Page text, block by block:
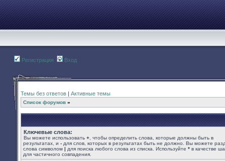
Регистрация Вход
Темы без ответов | Активные темы
Список форумов »
Ключевые слова:
Вы можете использовать + , чтобы определить слова, которые должны быть в
результатах, и - для слов, которых в результатах быть не должно. Вы можете
слова символом | для поиска любого слова из списка. Используйте * в качестве
для частичного совпадения.